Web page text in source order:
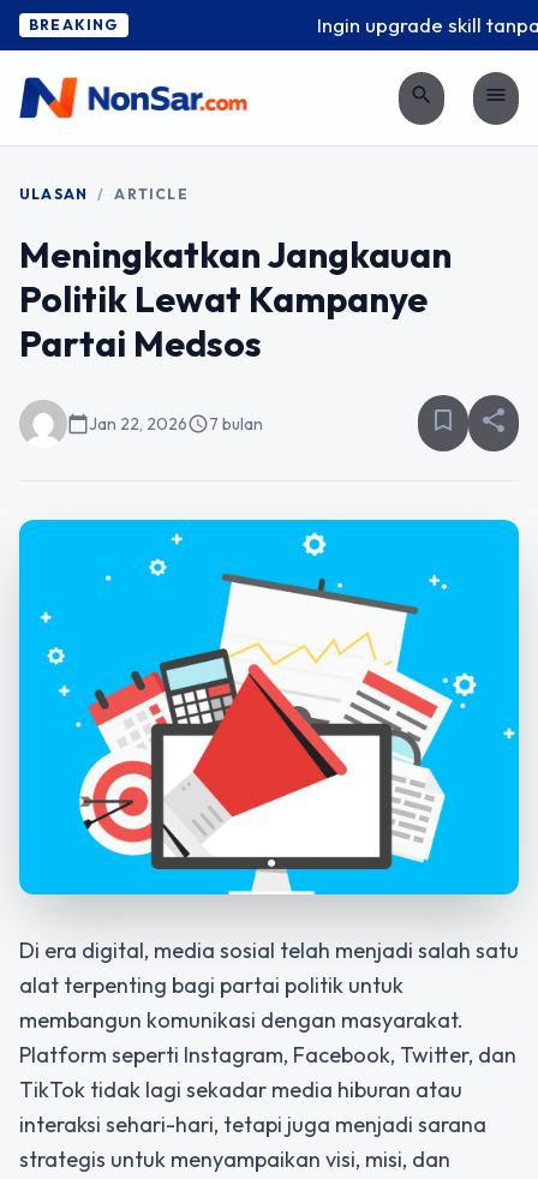
BREAKING Ingin upgrade skill tanpa
search menu
ULASAN / ARTICLE
Meningkatkan Jangkauan
Politik Lewat Kampanye
Partai Medsos
calendar_todayJan 22, 2026schedule7 bulan bookmark_border share
Di era digital, media sosial telah menjadi salah satu
alat terpenting bagi partai politik untuk
membangun komunikasi dengan masyarakat.
Platform seperti Instagram, Facebook, Twitter, dan
TikTok tidak lagi sekadar media hiburan atau
interaksi sehari-hari, tetapi juga menjadi sarana
strategis untuk menyampaikan visi, misi, dan